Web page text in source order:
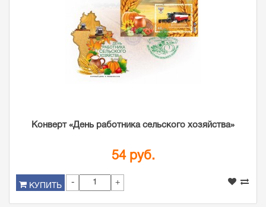
Конверт «День работника сельского хозяйства»
54 руб.
КУПИТЬ - +